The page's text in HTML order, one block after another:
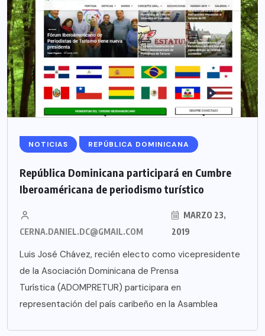
NOTICIAS REPÚBLICA DOMINICANA
República Dominicana participará en Cumbre
Iberoaméricana de periodismo turístico
CERNA.DANIEL.DC@GMAIL.COM
MARZO 23,
2019
Luis José Chávez, recién electo como vicepresidente
de la Asociación Dominicana de Prensa
Turística (ADOMPRETUR) participara en
representación del país caribeño en la Asamblea